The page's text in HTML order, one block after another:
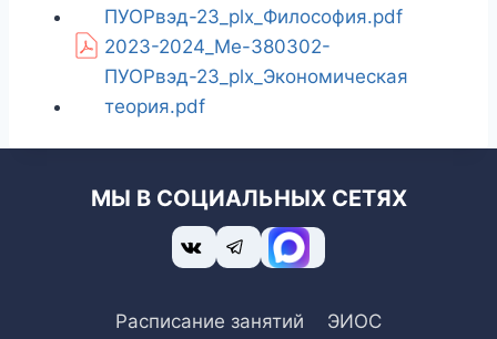
ПУОРвэд-23_plx_Философия.pdf
2023-2024_Ме-380302-
ПУОРвэд-23_plx_Экономическая
теория.pdf
МЫ В СОЦИАЛЬНЫХ СЕТЯХ
Расписание занятий
ЭИОС